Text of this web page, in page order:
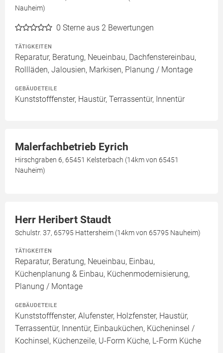
Nauheim)
0 Sterne aus 2 Bewertungen
TÄTIGKEITEN
Reparatur, Beratung, Neueinbau, Dachfenstereinbau,
Rollläden, Jalousien, Markisen, Planung / Montage
GEBÄUDETEILE
Kunststofffenster, Haustür, Terrassentür, Innentür
Malerfachbetrieb Eyrich
Hirschgraben 6, 65451 Kelsterbach (14km von 65451
Nauheim)
Herr Heribert Staudt
Schulstr. 37, 65795 Hattersheim (14km von 65795 Nauheim)
TÄTIGKEITEN
Reparatur, Beratung, Neueinbau, Einbau,
Küchenplanung & Einbau, Küchenmodernisierung,
Planung / Montage
GEBÄUDETEILE
Kunststofffenster, Alufenster, Holzfenster, Haustür,
Terrassentür, Innentür, Einbauküchen, Kücheninsel /
Kochinsel, Küchenzeile, U-Form Küche, L-Form Küche